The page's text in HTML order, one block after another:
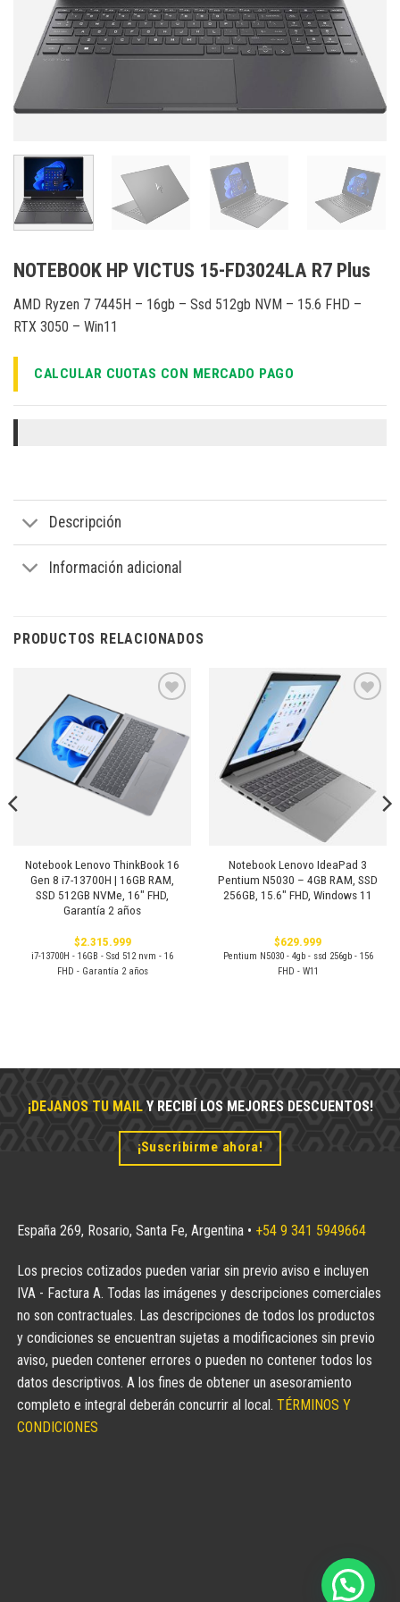
NOTEBOOK HP VICTUS 15-FD3024LA R7 Plus
AMD Ryzen 7 7445H – 16gb – Ssd 512gb NVM – 15.6 FHD –
RTX 3050 – Win11
CALCULAR CUOTAS CON MERCADO PAGO
Descripción
Información adicional
PRODUCTOS RELACIONADOS
a la
lista de
deseos
Notebook Lenovo ThinkBook 16
Gen 8 i7-13700H | 16GB RAM,
SSD 512GB NVMe, 16″ FHD,
Garantía 2 años
$2.315.999
i7-13700H - 16GB - Ssd 512 nvm - 16
FHD - Garantía 2 años
Notebook Lenovo IdeaPad 3
Pentium N5030 – 4GB RAM, SSD
256GB, 15.6″ FHD, Windows 11
$629.999
Pentium N5030 - 4gb - ssd 256gb - 156
FHD - W11
¡DEJANOS TU MAILY RECIBÍ LOS MEJORES DESCUENTOS!
¡Suscribirme ahora!
España 269, Rosario, Santa Fe, Argentina • +54 9 341 5949664
Los precios cotizados pueden variar sin previo aviso e incluyen
IVA - Factura A. Todas las imágenes y descripciones comerciales
no son contractuales. Las descripciones de todos los productos
y condiciones se encuentran sujetas a modificaciones sin previo
aviso, pueden contener errores o pueden no contener todos los
datos descriptivos. A los fines de obtener un asesoramiento
completo e integral deberán concurrir al local. TÉRMINOS Y
CONDICIONES